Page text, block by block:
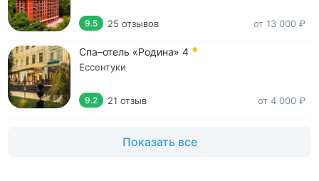
9.5 25 отзывов от 13 000 ₽
Спа–отель «Родина» 4
Ессентуки
9.2 21 отзыв от 4 000 ₽
Показать все